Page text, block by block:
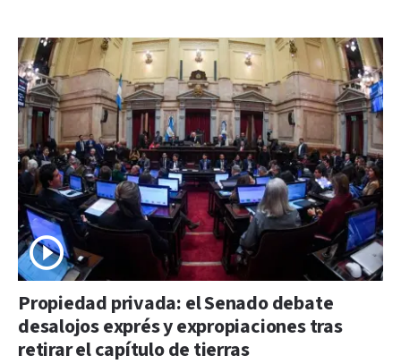
Propiedad privada: el Senado debate
desalojos exprés y expropiaciones tras
retirar el capítulo de tierras